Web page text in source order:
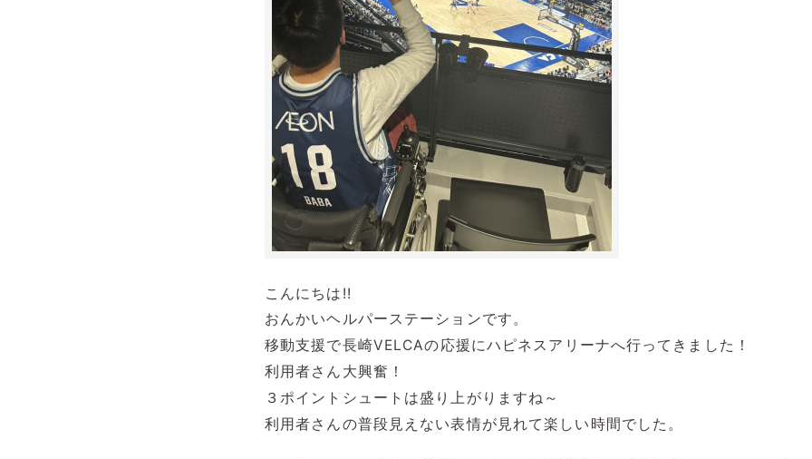
こんにちは!!
おんかいヘルパーステーションです。
移動支援で長崎VELCAの応援にハピネスアリーナへ行ってきました！
利用者さん大興奮！
３ポイントシュートは盛り上がりますね～
利用者さんの普段見えない表情が見れて楽しい時間でした。